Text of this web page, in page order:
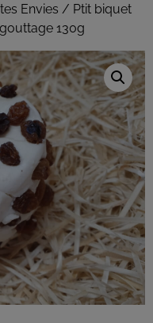
Envies / Ptit biquet
130g